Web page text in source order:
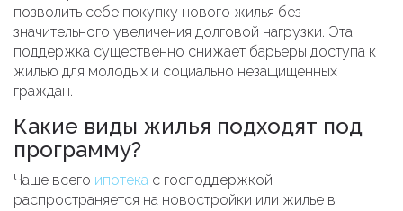
позволить себе покупку нового жилья без
значительного увеличения долговой нагрузки. Эта
поддержка существенно снижает барьеры доступа к
жилью для молодых и социально незащищенных
граждан.
Какие виды жилья подходят под
программу?
Чаще всего ипотека с господдержкой
распространяется на новостройки или жилье в